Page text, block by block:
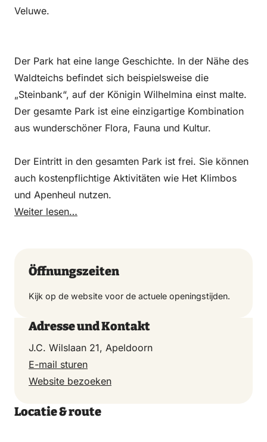
Veluwe.
Der Park hat eine lange Geschichte. In der Nähe des
Waldteichs befindet sich beispielsweise die
„Steinbank“, auf der Königin Wilhelmina einst malte.
Der gesamte Park ist eine einzigartige Kombination
aus wunderschöner Flora, Fauna und Kultur.
Der Eintritt in den gesamten Park ist frei. Sie können
auch kostenpflichtige Aktivitäten wie Het Klimbos
und Apenheul nutzen.
Weiter lesen…
Öffnungszeiten
Kijk op de website voor de actuele openingstijden.
Adresse und Kontakt
J.C. Wilslaan 21, Apeldoorn
E-mail sturen
Website bezoeken
Locatie & route